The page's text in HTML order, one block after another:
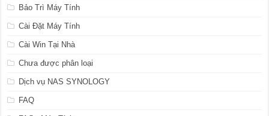
Bảo Trì Máy Tính
Cài Đặt Máy Tính
Cài Win Tại Nhà
Chưa được phân loại
Dịch vụ NAS SYNOLOGY
FAQ